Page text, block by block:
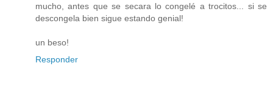
mucho, antes que se secara lo congelé a trocitos... si se
descongela bien sigue estando genial!
un beso!
Responder